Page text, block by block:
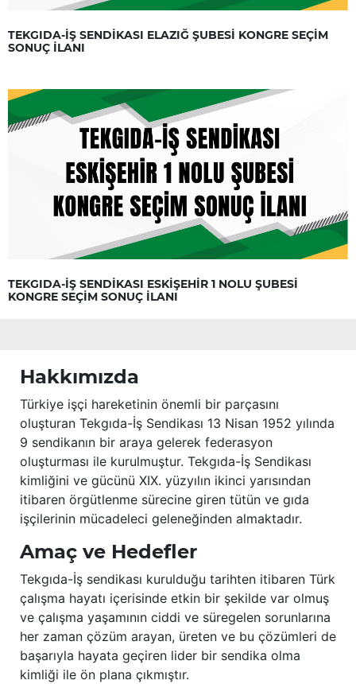
TEKGIDA-İŞ SENDİKASI ELAZIĞ ŞUBESİ KONGRE SEÇİM
SONUÇ İLANI
TEKGIDA-İŞ SENDİKASI ESKİŞEHİR 1 NOLU ŞUBESİ
KONGRE SEÇİM SONUÇ İLANI
Hakkımızda
Türkiye işçi hareketinin önemli bir parçasını
oluşturan Tekgıda-İş Sendikası 13 Nisan 1952 yılında
9 sendikanın bir araya gelerek federasyon
oluşturması ile kurulmuştur. Tekgıda-İş Sendikası
kimliğini ve gücünü XIX. yüzyılın ikinci yarısından
itibaren örgütlenme sürecine giren tütün ve gıda
işçilerinin mücadeleci geleneğinden almaktadır.
Amaç ve Hedefler
Tekgıda-İş sendikası kurulduğu tarihten itibaren Türk
çalışma hayatı içerisinde etkin bir şekilde var olmuş
ve çalışma yaşamının ciddi ve süregelen sorunlarına
her zaman çözüm arayan, üreten ve bu çözümleri de
başarıyla hayata geçiren lider bir sendika olma
kimliği ile ön plana çıkmıştır.